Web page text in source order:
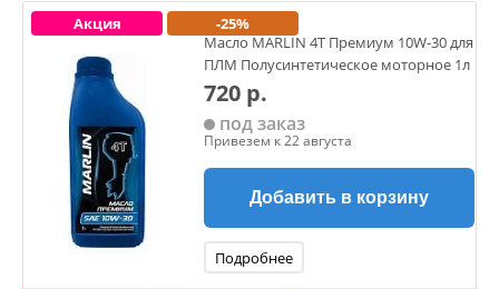
Акция
-25%
Масло MARLIN 4Т Премиум 10W-30 для
ПЛМ Полусинтетическое моторное 1л
720 р.
под заказ
Привезем к 22 августа
Добавить в корзину
Подробнее